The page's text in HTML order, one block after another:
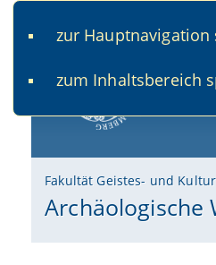
zur Hauptnavigation
zum Inhaltsbereich
Fakultät Geistes- und
Archäologische